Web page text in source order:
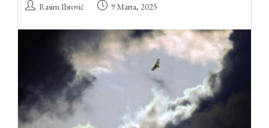
Rasim Ibrović 9 Marta, 2025